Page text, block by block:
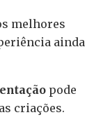
melhores
ainda
pode
criações.